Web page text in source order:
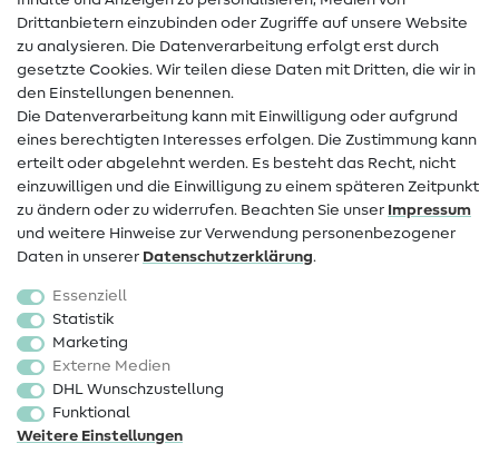
Kontakt
Infos zum Betreiberwechsel
Widerrufsrecht
Beliebt
Stoffe
Sale
Schnittmuster
Drittanbietern einzubinden oder Zugriffe auf unsere Website
zu analysieren. Die Datenverarbeitung erfolgt erst durch
gesetzte Cookies. Wir teilen diese Daten mit Dritten, die wir in
den Einstellungen benennen.
Die Datenverarbeitung kann mit Einwilligung oder aufgrund
eines berechtigten Interesses erfolgen. Die Zustimmung kann
erteilt oder abgelehnt werden. Es besteht das Recht, nicht
einzuwilligen und die Einwilligung zu einem späteren Zeitpunkt
zu ändern oder zu widerrufen. Beachten Sie unser Impressum
und weitere Hinweise zur Verwendung personenbezogener
Daten in unserer Daten­schutz­erklärung.
Essenziell
Statistik
Marketing
Externe Medien
DHL Wunschzustellung
Funktional
Weitere Einstellungen